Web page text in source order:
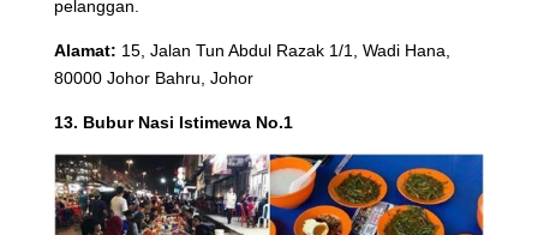
pelanggan.
Alamat: 15, Jalan Tun Abdul Razak 1/1, Wadi Hana,
80000 Johor Bahru, Johor
13. Bubur Nasi Istimewa No.1